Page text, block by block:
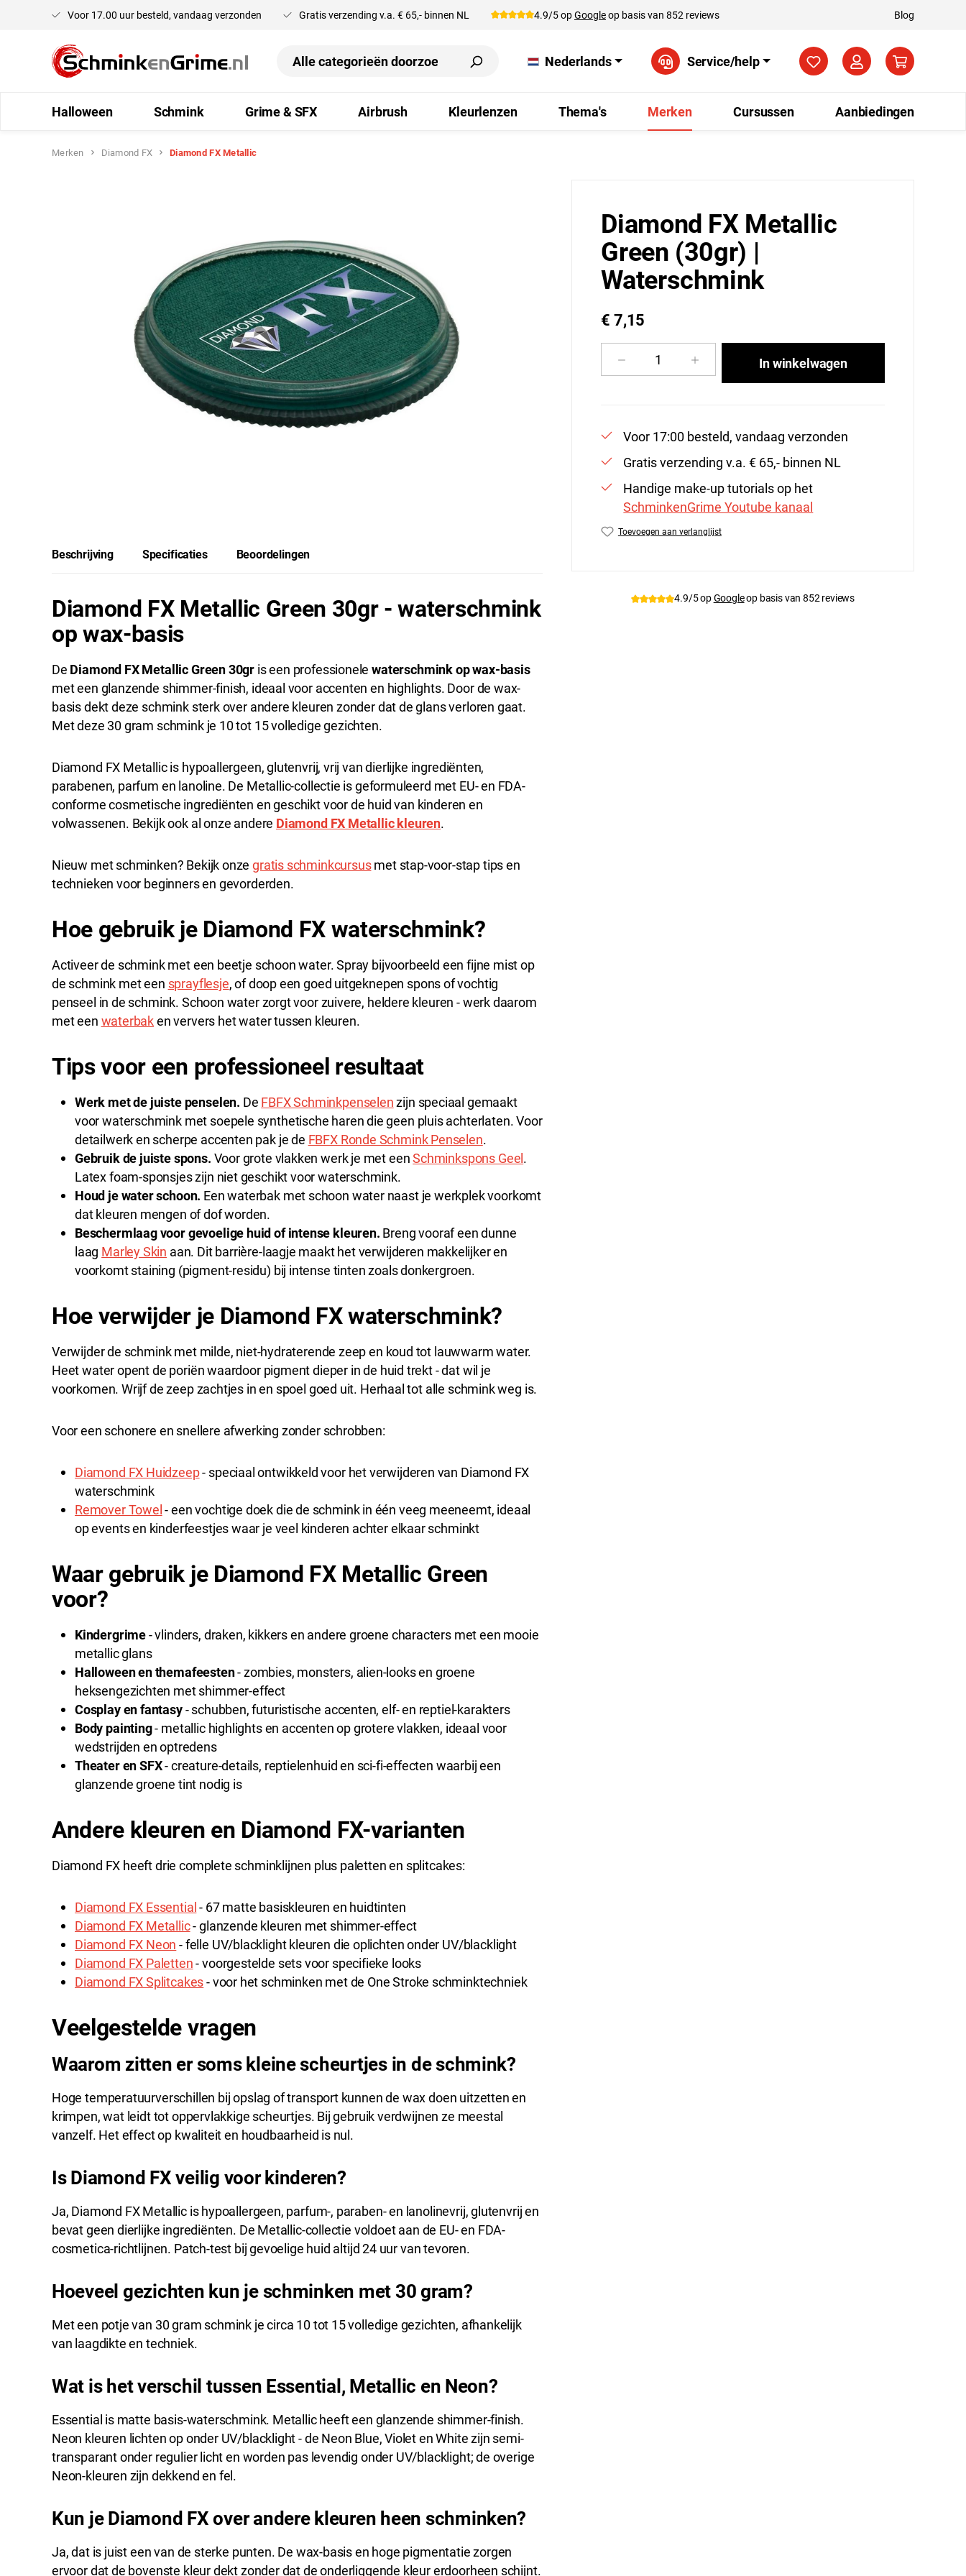
Ga naar de hoofdnavigatie
Voor 17.00 uur besteld, vandaag verzonden Gratis verzending v.a. € 65,- binnen NL 4.9/5 opGoogleop basis van 852 reviews Blog
Nederlands Service/help Je hebt 0 items op je
Halloween Schmink Grime & SFX Airbrush Kleurlenzen Thema's Merken Cursussen Aanbiedingen
Merken Diamond FX Diamond FX Metallic
Diamond FX Metallic
Green (30gr) |
Waterschmink
€ 7,15
Producthoeveelheid: Voer de gewenste
In winkelwagen
Voor 17:00 besteld, vandaag verzonden
Gratis verzending v.a. € 65,- binnen NL
Handige make-up tutorials op het
SchminkenGrime Youtube kanaal
Toevoegen aan verlanglijst
4.9/5 opGoogleop basis van 852 reviews
Beschrijving Specificaties Beoordelingen
Diamond FX Metallic Green 30gr - waterschmink
op wax-basis
De Diamond FX Metallic Green 30gr is een professionelewaterschmink op wax-basis
met een glanzende shimmer-finish, ideaal voor accenten en highlights. Door de wax-
basis dekt deze schmink sterk over andere kleuren zonder dat de glans verloren gaat.
Met deze 30 gram schmink je 10 tot 15 volledige gezichten.
Diamond FX Metallic is hypoallergeen, glutenvrij, vrij van dierlijke ingrediënten,
parabenen, parfum en lanoline. De Metallic-collectie is geformuleerd met EU- en FDA-
conforme cosmetische ingrediënten en geschikt voor de huid van kinderen en
volwassenen. Bekijk ook al onze andere Diamond FX Metallic kleuren.
Nieuw met schminken? Bekijk onzegratis schminkcursusmet stap-voor-stap tips en
technieken voor beginners en gevorderden.
Hoe gebruik je Diamond FX waterschmink?
Activeer de schmink met een beetje schoon water. Spray bijvoorbeeld een fijne mist op
de schmink met een sprayflesje, of doop een goed uitgeknepen spons of vochtig
penseel in de schmink. Schoon water zorgt voor zuivere, heldere kleuren - werk daarom
met een waterbaken ververs het water tussen kleuren.
Tips voor een professioneel resultaat
Werk met de juiste penselen. De FBFX Schminkpenselenzijn speciaal gemaakt
voor waterschmink met soepele synthetische haren die geen pluis achterlaten. Voor
detailwerk en scherpe accenten pak je de FBFX Ronde Schmink Penselen.
Gebruik de juiste spons. Voor grote vlakken werk je met eenSchminkspons Geel.
Latex foam-sponsjes zijn niet geschikt voor waterschmink.
Houd je water schoon. Een waterbak met schoon water naast je werkplek voorkomt
dat kleuren mengen of dof worden.
Beschermlaag voor gevoelige huid of intense kleuren. Breng vooraf een dunne
laag Marley Skin aan. Dit barrière-laagje maakt het verwijderen makkelijker en
voorkomt staining (pigment-residu) bij intense tinten zoals donkergroen.
Hoe verwijder je Diamond FX waterschmink?
Verwijder de schmink met milde, niet-hydraterende zeep en koud tot lauwwarm water.
Heet water opent de poriën waardoor pigment dieper in de huid trekt - dat wil je
voorkomen. Wrijf de zeep zachtjes in en spoel goed uit. Herhaal tot alle schmink weg is.
Voor een schonere en snellere afwerking zonder schrobben:
Diamond FX Huidzeep- speciaal ontwikkeld voor het verwijderen van Diamond FX
waterschmink
Remover Towel- een vochtige doek die de schmink in één veeg meeneemt, ideaal
op events en kinderfeestjes waar je veel kinderen achter elkaar schminkt
Waar gebruik je Diamond FX Metallic Green
voor?
Kindergrime- vlinders, draken, kikkers en andere groene characters met een mooie
metallic glans
Halloween en themafeesten- zombies, monsters, alien-looks en groene
heksengezichten met shimmer-effect
Cosplay en fantasy- schubben, futuristische accenten, elf- en reptiel-karakters
Body painting- metallic highlights en accenten op grotere vlakken, ideaal voor
wedstrijden en optredens
Theater en SFX- creature-details, reptielenhuid en sci-fi-effecten waarbij een
glanzende groene tint nodig is
Andere kleuren en Diamond FX-varianten
Diamond FX heeft drie complete schminklijnen plus paletten en splitcakes:
Diamond FX Essential- 67 matte basiskleuren en huidtinten
Diamond FX Metallic- glanzende kleuren met shimmer-effect
Diamond FX Neon - felle UV/blacklight kleuren die oplichten onder UV/blacklight
Diamond FX Paletten- voorgestelde sets voor specifieke looks
Diamond FX Splitcakes- voor het schminken met de One Stroke schminktechniek
Veelgestelde vragen
Waarom zitten er soms kleine scheurtjes in de schmink?
Hoge temperatuurverschillen bij opslag of transport kunnen de wax doen uitzetten en
krimpen, wat leidt tot oppervlakkige scheurtjes. Bij gebruik verdwijnen ze meestal
vanzelf. Het effect op kwaliteit en houdbaarheid is nul.
Is Diamond FX veilig voor kinderen?
Ja, Diamond FX Metallic is hypoallergeen, parfum-, paraben- en lanolinevrij, glutenvrij en
bevat geen dierlijke ingrediënten. De Metallic-collectie voldoet aan de EU- en FDA-
cosmetica-richtlijnen. Patch-test bij gevoelige huid altijd 24 uur van tevoren.
Hoeveel gezichten kun je schminken met 30 gram?
Met een potje van 30 gram schmink je circa 10 tot 15 volledige gezichten, afhankelijk
van laagdikte en techniek.
Wat is het verschil tussen Essential, Metallic en Neon?
Essential is matte basis-waterschmink. Metallic heeft een glanzende shimmer-finish.
Neon kleuren lichten op onder UV/blacklight - de Neon Blue, Violet en White zijn semi-
transparant onder regulier licht en worden pas levendig onder UV/blacklight; de overige
Neon-kleuren zijn dekkend en fel.
Kun je Diamond FX over andere kleuren heen schminken?
Ja, dat is juist een van de sterke punten. De wax-basis en hoge pigmentatie zorgen
ervoor dat de bovenste kleur dekt zonder dat de onderliggende kleur erdoorheen schijnt.